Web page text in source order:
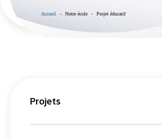
Accueil Notre école Projet éducatif
Projets